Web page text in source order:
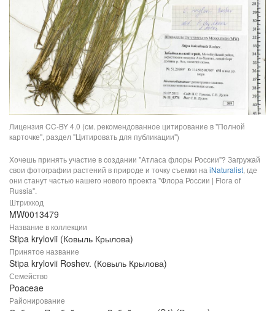
Лицензия CC-BY 4.0 (см. рекомендованное цитирование в "Полной
карточке", раздел "Цитировать для публикации")
Хочешь принять участие в создании "Атласа флоры России"? Загружай
свои фотографии растений в природе и точку съемки на iNaturalist, где
они станут частью нашего нового проекта "Флора России | Flora of
Russia".
Штрихкод
MW0013479
Название в коллекции
Stipa krylovii (Ковыль Крылова)
Принятое название
Stipa krylovii Roshev. (Ковыль Крылова)
Семейство
Poaceae
Районирование